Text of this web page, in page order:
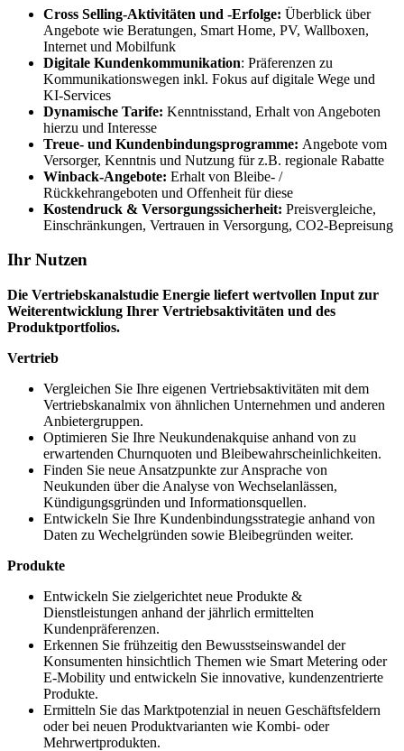
Cross Selling-Aktivitäten und -Erfolge: Überblick über
Angebote wie Beratungen, Smart Home, PV, Wallboxen,
Internet und Mobilfunk
Digitale Kundenkommunikation: Präferenzen zu
Kommunikationswegen inkl. Fokus auf digitale Wege und
KI-Services
Dynamische Tarife: Kenntnisstand, Erhalt von Angeboten
hierzu und Interesse
Treue- und Kundenbindungsprogramme: Angebote vom
Versorger, Kenntnis und Nutzung für z.B. regionale Rabatte
Winback-Angebote: Erhalt von Bleibe- /
Rückkehrangeboten und Offenheit für diese
Kostendruck & Versorgungssicherheit: Preisvergleiche,
Einschränkungen, Vertrauen in Versorgung, CO2-Bepreisung
Ihr Nutzen
Die Vertriebskanalstudie Energie liefert wertvollen Input zur
Weiterentwicklung Ihrer Vertriebsaktivitäten und des
Produktportfolios.
Vertrieb
Vergleichen Sie Ihre eigenen Vertriebsaktivitäten mit dem
Vertriebskanalmix von ähnlichen Unternehmen und anderen
Anbietergruppen.
Optimieren Sie Ihre Neukundenakquise anhand von zu
erwartenden Churnquoten und Bleibewahrscheinlichkeiten.
Finden Sie neue Ansatzpunkte zur Ansprache von
Neukunden über die Analyse von Wechselanlässen,
Kündigungsgründen und Informationsquellen.
Entwickeln Sie Ihre Kundenbindungsstrategie anhand von
Daten zu Wechelgründen sowie Bleibegründen weiter.
Produkte
Entwickeln Sie zielgerichtet neue Produkte &
Dienstleistungen anhand der jährlich ermittelten
Kundenpräferenzen.
Erkennen Sie frühzeitig den Bewusstseinswandel der
Konsumenten hinsichtlich Themen wie Smart Metering oder
E-Mobility und entwickeln Sie innovative, kundenzentrierte
Produkte.
Ermitteln Sie das Marktpotenzial in neuen Geschäftsfeldern
oder bei neuen Produktvarianten wie Kombi- oder
Mehrwertprodukten.